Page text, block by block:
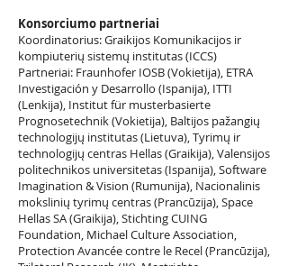
Konsorciumo partneriai
Koordinatorius: Graikijos Komunikacijos ir
kompiuterių sistemų institutas (ICCS)
Partneriai: Fraunhofer IOSB (Vokietija), ETRA
Investigación y Desarrollo (Ispanija), ITTI
(Lenkija), Institut für musterbasierte
Prognosetechnik (Vokietija), Baltijos pažangių
technologijų institutas (Lietuva), Tyrimų ir
technologijų centras Hellas (Graikija), Valensijos
politechnikos universitetas (Ispanija), Software
Imagination & Vision (Rumunija), Nacionalinis
mokslinių tyrimų centras (Prancūzija), Space
Hellas SA (Graikija), Stichting CUING
Foundation, Michael Culture Association,
Protection Avancée contre le Recel (Prancūzija),